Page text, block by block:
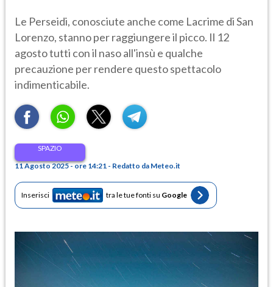
Le Perseidi, conosciute anche come Lacrime di San
Lorenzo, stanno per raggiungere il picco. Il 12
agosto tutti con il naso all'insù e qualche
precauzione per rendere questo spettacolo
indimenticabile.
SPAZIO
11 Agosto 2025 - ore 14:21 - Redatto da Meteo.it
Inserisci tra le tue fonti su Google